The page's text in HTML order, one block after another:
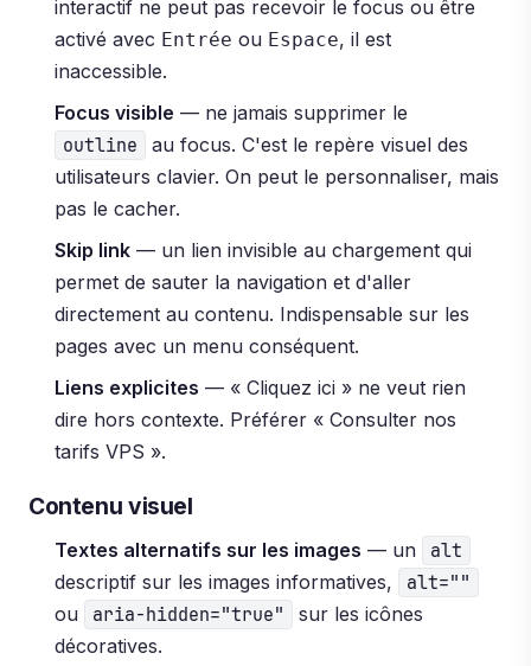
interactif ne peut pas recevoir le focus ou être
activé avec Entrée ou Espace, il est
inaccessible.
Focus visible — ne jamais supprimer le
outline
au focus. C'est le repère visuel des
utilisateurs clavier. On peut le personnaliser, mais
pas le cacher.
Skip link — un lien invisible au chargement qui
permet de sauter la navigation et d'aller
directement au contenu. Indispensable sur les
pages avec un menu conséquent.
Liens explicites — « Cliquez ici » ne veut rien
dire hors contexte. Préférer « Consulter nos
tarifs VPS ».
Contenu visuel
Textes alternatifs sur les images — un alt
descriptif sur les images informatives, alt=""
ou aria-hidden="true"
sur les icônes
décoratives.